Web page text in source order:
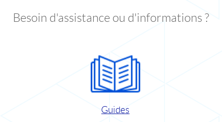
Besoin d'assistance ou d'informations ?
Guides